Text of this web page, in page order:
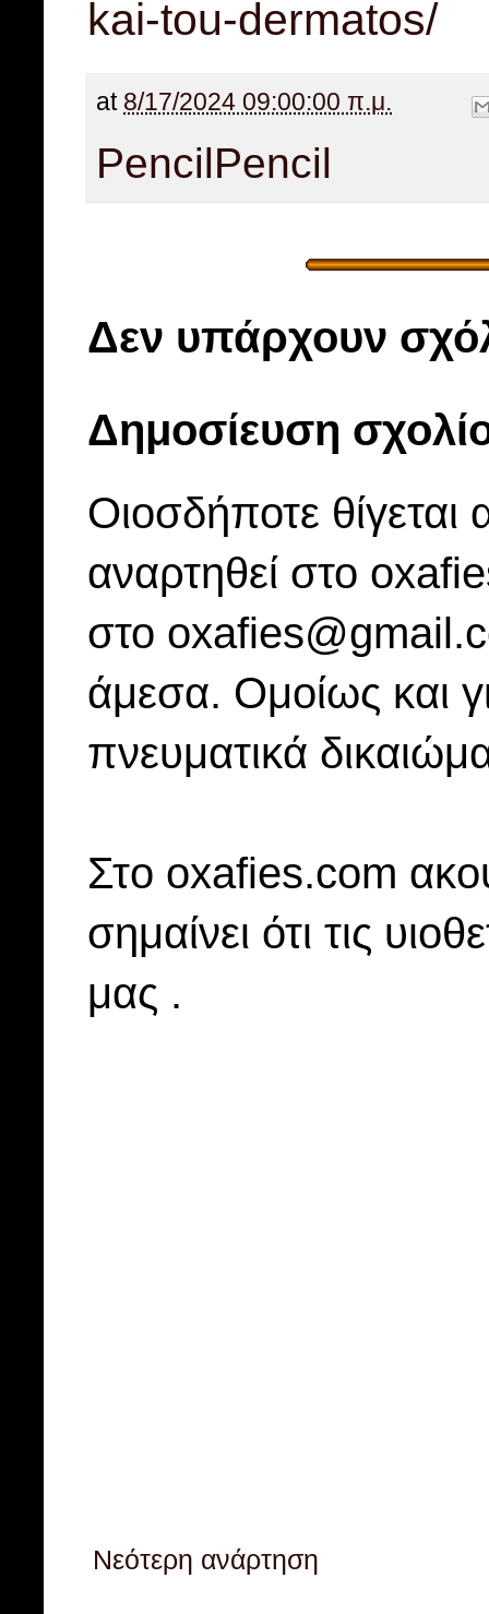
kai-tou-dermatos/
at 8/17/2024 09:00:00 π.μ.
PencilPencil
Δεν υπάρχουν
Δημοσίευση
Οιοσδήποτε
αναρτηθεί στο
στο
άμεσα. Ομοίως και
πνευματικά
Στo oxafies.com
σημαίνει ότι τις
μας .
Νεότερη ανάρτηση